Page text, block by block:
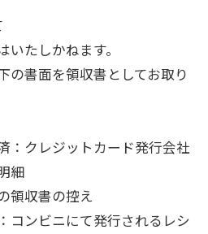
いたしかねます。
の書面を領収書としてお取り
：クレジットカード発行会社
細
領収書の控え
コンビニにて発行されるレシ